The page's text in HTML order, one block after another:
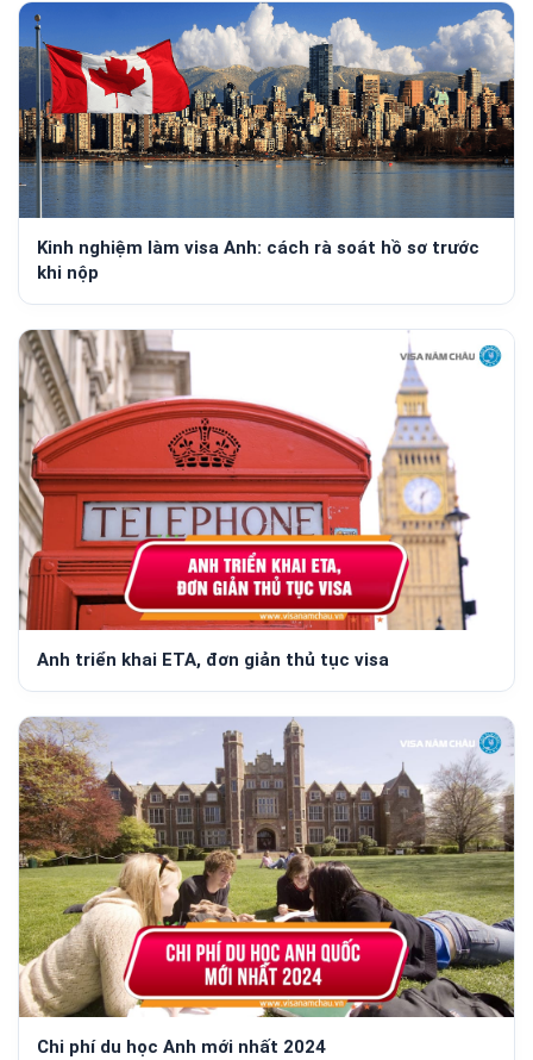
Kinh nghiệm làm visa Anh: cách rà soát hồ sơ trước
khi nộp
Anh triển khai ETA, đơn giản thủ tục visa
Chi phí du học Anh mới nhất 2024